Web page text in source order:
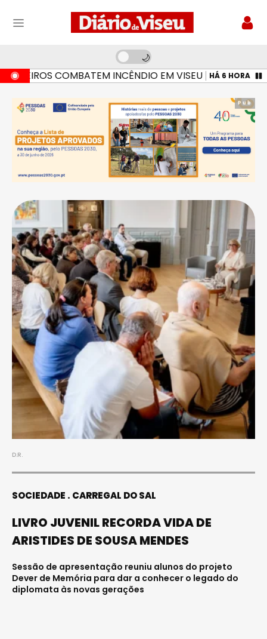
COMBATEM INCÊNDIO EM VISEU HÁ 6 HORAS
Pub
D.R.
SOCIEDADE CARREGAL DO SAL
LIVRO JUVENIL RECORDA VIDA DE
ARISTIDES DE SOUSA MENDES
Sessão de apresentação reuniu alunos do projeto
Dever de Memória para dar a conhecer o legado do
diplomata às novas gerações